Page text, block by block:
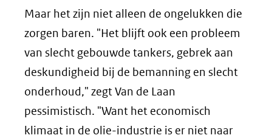
Maar het zijn niet alleen de ongelukken die
zorgen baren. "Het blijft ook een probleem
van slecht gebouwde tankers, gebrek aan
deskundigheid bij de bemanning en slecht
onderhoud," zegt Van de Laan
pessimistisch. "Want het economisch
klimaat in de olie-industrie is er niet naar